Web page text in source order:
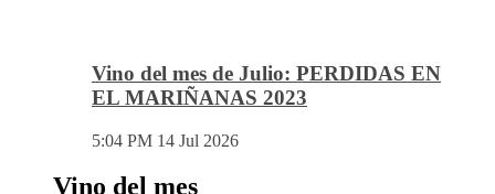
Vino del mes de Julio: PERDIDAS EN
EL MARIÑANAS 2023
5:04 PM 14 Jul 2026
Vino del mes